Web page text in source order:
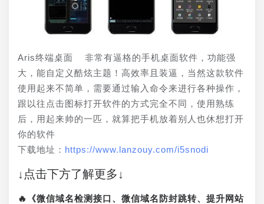
Aris终端桌面  非常有逼格的手机桌面软件，功能强
大，能自定义酷炫主题！高效率且装逼，当然这款软件
使用起来不简单，需要通过输入命令来进行各种操作，
跟以往点击图标打开软件的方式完全不同，使用熟练
后，用起来帅的一匹，就算把手机放着别人也休想打开
你的软件
下载地址： https://www.lanzouy.com/i5snodi
↓点击下方了解更多↓
🔥《微信域名检测接口、微信域名防封跳转、提升网站